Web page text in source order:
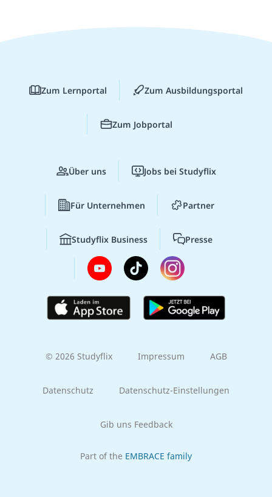
Zum Lernportal Zum Ausbildungsportal
Zum Jobportal
Über uns Jobs bei Studyflix
Für Unternehmen Partner
Studyflix Business Presse
© 2026 Studyflix Impressum AGB
Datenschutz Datenschutz-Einstellungen
Gib uns Feedback
Part of the EMBRACE family